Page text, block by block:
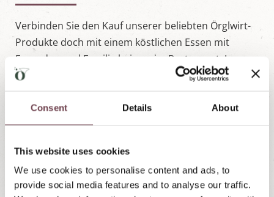
Consent Details About
This website uses cookies
We use cookies to personalise content and ads, to
provide social media features and to analyse our traffic.
Verbinden Sie den Kauf unserer beliebten Örglwirt-
Produkte doch mit einem köstlichen Essen mit
Freunden und Familie bei uns im Restaurant. Im
Eingangsbereich steht unser "Bauernkastl", wo wir
Sie.
Produkte im PDF ansehen